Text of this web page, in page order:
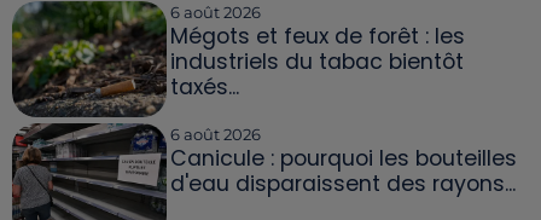
6 août 2026
Mégots et feux de forêt : les
industriels du tabac bientôt
taxés...
6 août 2026
Canicule : pourquoi les bouteilles
d'eau disparaissent des rayons...